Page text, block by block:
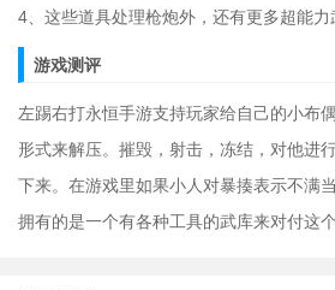
4、这些道具处理枪炮外，还有更多超能力
游戏测评
左踢右打永恒手游支持玩家给自己的小布
形式来解压。摧毁，射击，冻结，对他进
下来。在游戏里如果小人对暴揍表示不满
拥有的是一个有各种工具的武库来对付这个